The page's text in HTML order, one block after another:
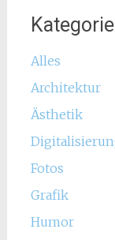
Alles
Architektur
Ästhetik
Fotos
Grafik
Humor